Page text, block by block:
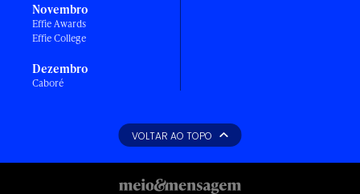
Novembro
Effie Awards
Effie College
Dezembro
Caboré
VOLTAR AO TOPO